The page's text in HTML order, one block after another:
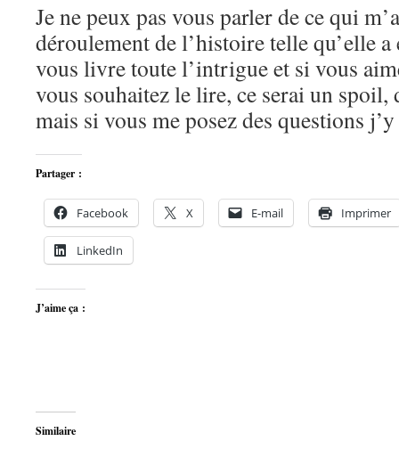
Je ne peux pas vous parler de ce qui
déroulement de l’histoire telle qu’elle
vous livre toute l’intrigue et si vous
vous souhaitez le lire, ce serai un spoil,
mais si vous me posez des questions
Partager :
Facebook X E-mail Imprimer
LinkedIn
J’aime ça :
Similaire